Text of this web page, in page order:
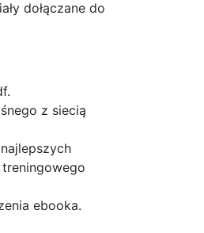
dołączane do
z siecią
ebooka.